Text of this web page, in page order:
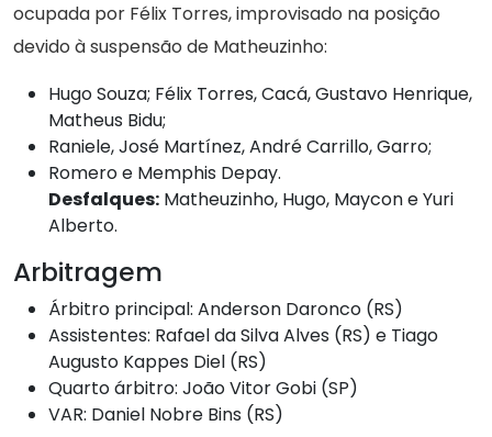
ocupada por Félix Torres, improvisado na posição
devido à suspensão de Matheuzinho:
Hugo Souza; Félix Torres, Cacá, Gustavo Henrique,
Matheus Bidu;
Raniele, José Martínez, André Carrillo, Garro;
Romero e Memphis Depay.
Desfalques: Matheuzinho, Hugo, Maycon e Yuri
Alberto.
Arbitragem
Árbitro principal: Anderson Daronco (RS)
Assistentes: Rafael da Silva Alves (RS) e Tiago
Augusto Kappes Diel (RS)
Quarto árbitro: João Vitor Gobi (SP)
VAR: Daniel Nobre Bins (RS)